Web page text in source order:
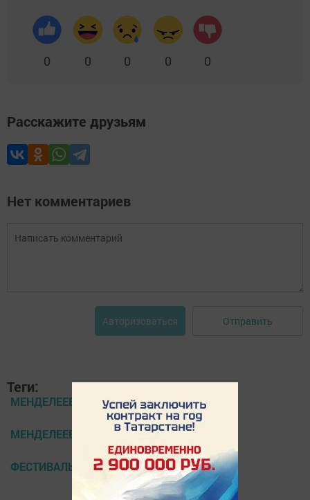
0 0 0 0 0
Расскажите друзьям
Нет комментариев
Авторизоваться Отправить
Теги:
МЕНДЕЛЕЕВСКИЕ НОВОСТИ
МЕНДЕЛЕЕВСК
ФЕСТИВАЛЬ НАРОДНОГО ТВОРЧЕСТВА